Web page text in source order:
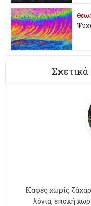
Kαφές χωρίς
λόγια, εποχή